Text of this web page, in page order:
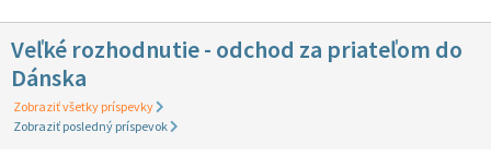
Veľké rozhodnutie - odchod za priateľom do
Dánska
Zobraziť všetky príspevky
Zobraziť posledný príspevok